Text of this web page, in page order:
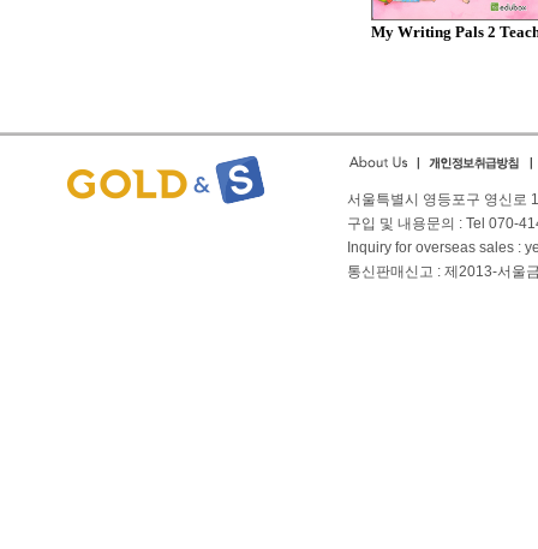
My Writing Pals 2
서울특별시 영등포구 영신로
구입 및 내용문의 : Tel 070-
Inquiry for overseas sales :
통신판매신고 : 제2013-서울